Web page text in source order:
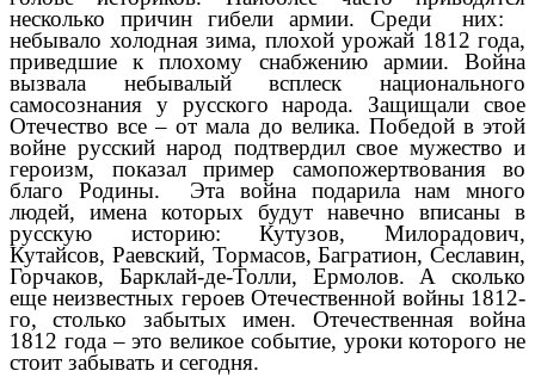
несколько причин гибели армии. Среди них:
небывало холодная зима, плохой урожай 1812 года,
приведшие к плохому снабжению армии. Война
вызвала небывалый всплеск национального
самосознания у русского народа. Защищали свое
Отечество все – от мала до велика. Победой в этой
войне русский народ подтвердил свое мужество и
героизм, показал пример самопожертвования во
благо Родины. Эта война подарила нам много
людей, имена которых будут навечно вписаны в
русскую историю: Кутузов, Милорадович,
Кутайсов, Раевский, Тормасов, Багратион, Сеславин,
Горчаков, Барклай-де-Толли, Ермолов. А сколько
еще неизвестных героев Отечественной войны 1812-
го, столько забытых имен. Отечественная война
1812 года – это великое событие, уроки которого не
стоит забывать и сегодня.